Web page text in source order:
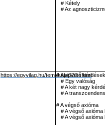
# Kétely
# Az
https://egyvilag.hu/temakep/020.shtml
# Alapvető kérdések
# Egy valóság
# A két nagy
# A
# A végső axióma
# A végső
# A végső